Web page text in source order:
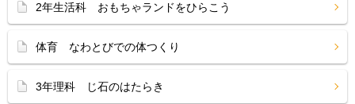
2年生活科 おもちゃランドをひらこう
体育 なわとびでの体つくり
3年理科 じ石のはたらき